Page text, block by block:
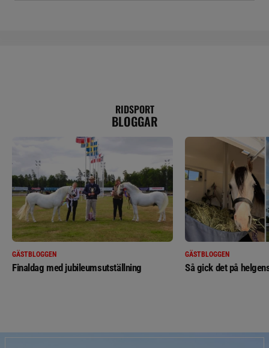
RIDSPORT
BLOGGAR
GÄSTBLOGGEN
Finaldag med jubileumsutställning
GÄSTBLOGGEN
Så gick det på